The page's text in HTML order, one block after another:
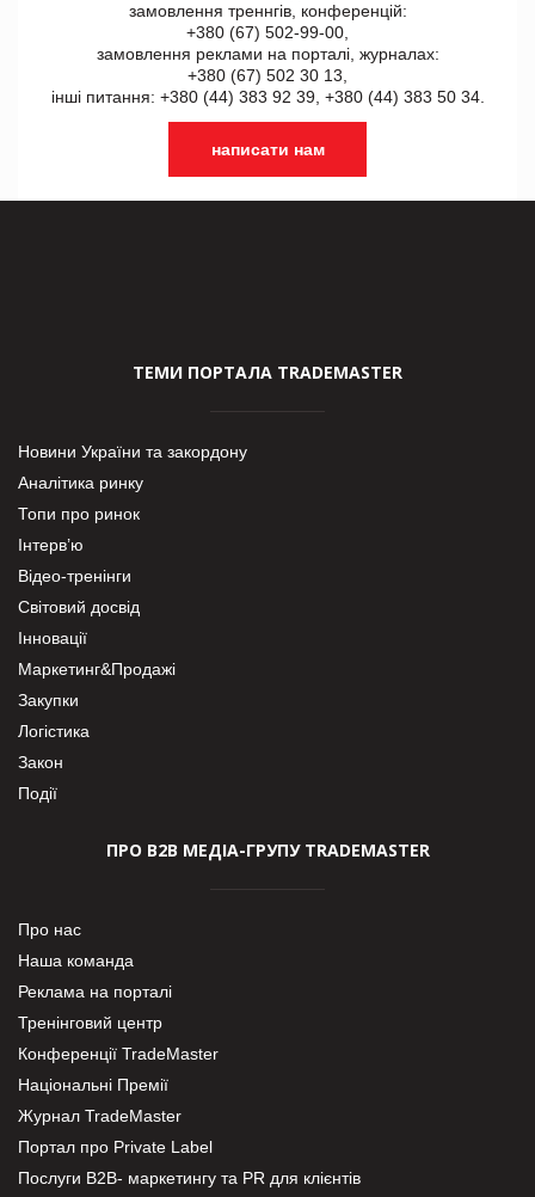
замовлення треннгів, конференцій:
+380 (67) 502-99-00,
замовлення реклами на порталі, журналах:
+380 (67) 502 30 13,
інші питання: +380 (44) 383 92 39, +380 (44) 383 50 34.
написати нам
ТЕМИ ПОРТАЛА TRADEMASTER
Новини України та закордону
Аналітика ринку
Топи про ринок
Інтерв’ю
Відео-тренінги
Світовий досвід
Інновації
Маркетинг&Продажі
Закупки
Логістика
Закон
Події
ПРО В2В МЕДІА-ГРУПУ TRADEMASTER
Про нас
Наша команда
Реклама на порталі
Тренінговий центр
Конференції TradeMaster
Національні Премії
Журнал TradeMaster
Портал про Private Label
Послуги В2В- маркетингу та PR для клієнтів